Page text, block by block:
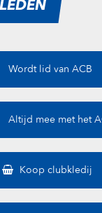
LEDEN
Wordt lid van ACB
Altijd mee met het
Koop clubkledij